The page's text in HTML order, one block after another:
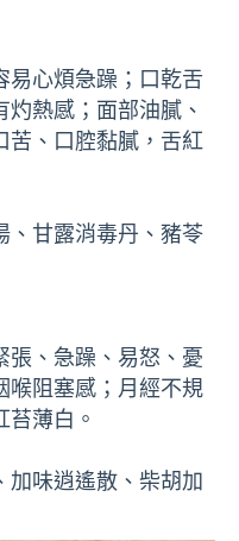
易心煩急躁；口乾舌
熱感；面部油膩、
苦、口腔黏膩，舌紅
、甘露消毒丹、豬苓
張、急躁、易怒、憂
喉阻塞感；月經不規
薄白。
加味逍遙散、柴胡加